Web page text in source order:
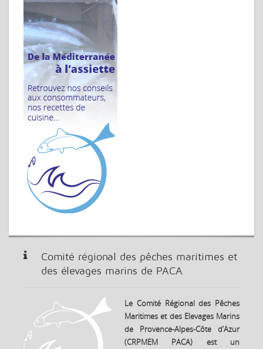
Comité régional des pêches maritimes et
des élevages marins de PACA
Le Comité Régional des Pêches
Maritimes et des Elevages Marins
de Provence-Alpes-Côte d’Azur
(CRPMEM PACA) est un